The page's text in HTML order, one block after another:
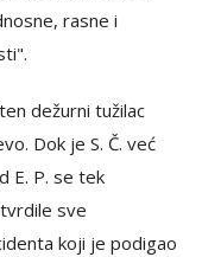
rasne i
dežurni tužilac
Dok je S. Č. već
E. P. se tek
sve
koji je podigao